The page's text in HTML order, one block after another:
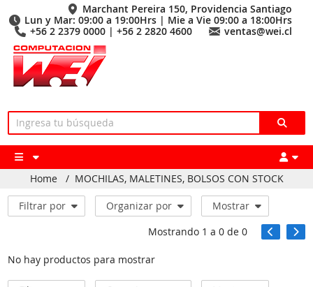
Marchant Pereira 150, Providencia Santiago
Lun y Mar: 09:00 a 19:00Hrs | Mie a Vie 09:00 a 18:00Hrs
+56 2 2379 0000 | +56 2 2820 4600
ventas@wei.cl
Home / MOCHILAS, MALETINES, BOLSOS CON STOCK
Filtrar por Organizar por
Mostrar
Mostrando 1 a 0de 0
No hay productos para mostrar